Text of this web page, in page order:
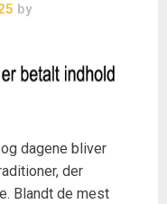
by
dagene bliver
der
Blandt de mest